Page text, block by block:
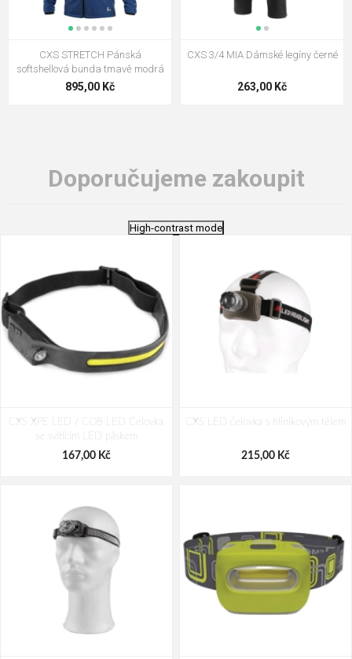
CXS STRETCH Pánská
softshellová bunda tmavě modrá
895,00 Kč
CXS 3/4 MIA Dámské legíny černé
263,00 Kč
Doporučujeme zakoupit
High-contrast mode
CXS XPE LED / COB LED Čelovka
se svítícím LED páskem
167,00 Kč
CXS LED čelovka s hliníkovým tělem
215,00 Kč